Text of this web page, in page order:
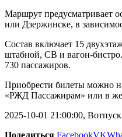
Маршрут предусматривает
или Дзержинске, в
Состав включает 15
штабной, СВ и вагон-
730 пассажиров.
Приобрести билеты можно
«РЖД Пассажирам» или в
2025-10-01 21:00:00,
Поделиться FacebookVK